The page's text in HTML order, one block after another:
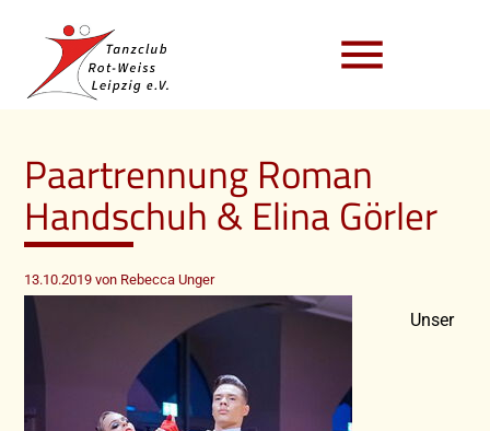
menu
Paartrennung Roman
Handschuh & Elina Görler
13.10.2019 von Rebecca Unger
Unser